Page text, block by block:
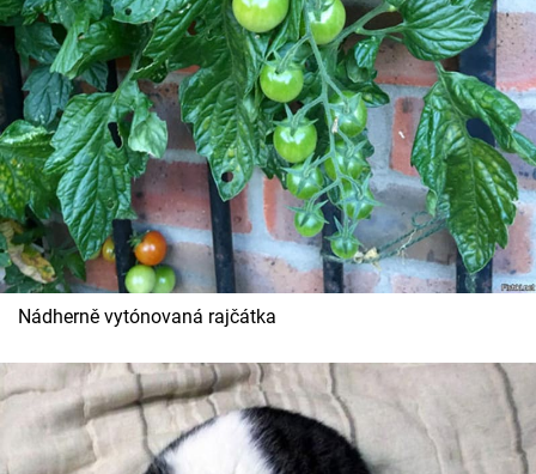
Nádherně vytónovaná rajčátka